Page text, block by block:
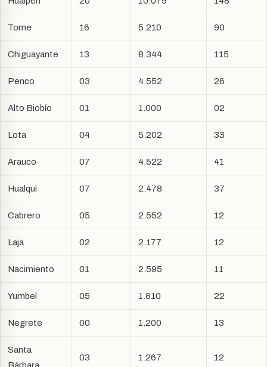
Tome 16 5.210 90
Chiguayante 13 8.344 115
Penco 03 4.552 26
Alto Biobío 01 1.000 02
Lota 04 5.202 33
Arauco 07 4.522 41
Hualqui 07 2.478 37
Cabrero 05 2.552 12
Laja 02 2.177 12
Nacimiento 01 2.595 11
Yumbel 05 1.810 22
Negrete 00 1.200 13
Santa
Bárbara
03 1.267 12